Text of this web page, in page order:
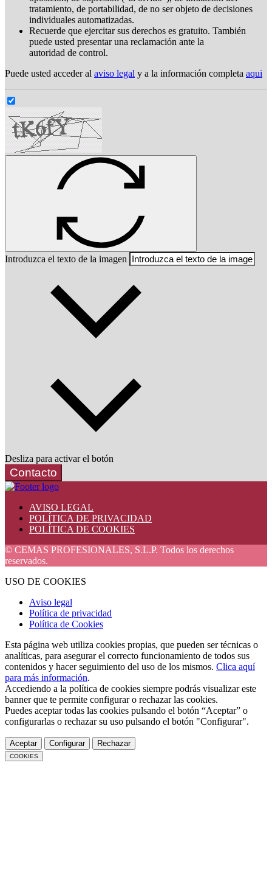
tratamiento, de portabilidad, de no ser objeto de decisiones
individuales automatizadas.
Recuerde que ejercitar sus derechos es gratuito. También
puede usted presentar una reclamación ante la
autoridad de control.
Puede usted acceder al aviso legal y a la información completa aqui
Introduzca el texto de la imagen
Desliza para activar el botón
Contacto
AVISO LEGAL
POLÍTICA DE PRIVACIDAD
POLÍTICA DE COOKIES
© CEMAS PROFESIONALES, S.L.P. Todos los derechos
reservados.
USO DE COOKIES
Aviso legal
Política de privacidad
Política de Cookies
Esta página web utiliza cookies propias, que pueden ser técnicas o
analíticas, para asegurar el correcto funcionamiento de todos sus
contenidos y hacer seguimiento del uso de los mismos. Clica aquí
para más información.
Accediendo a la política de cookies siempre podrás visualizar este
banner que te permite configurar o rechazar las cookies.
Puedes aceptar todas las cookies pulsando el botón “Aceptar” o
configurarlas o rechazar su uso pulsando el botón "Configurar".
Aceptar Configurar Rechazar
COOKIES